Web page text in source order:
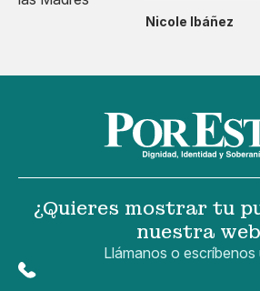
Nicole Ibáñez
¿Quieres mostrar tu
nuestra
Llámanos o escríbenos